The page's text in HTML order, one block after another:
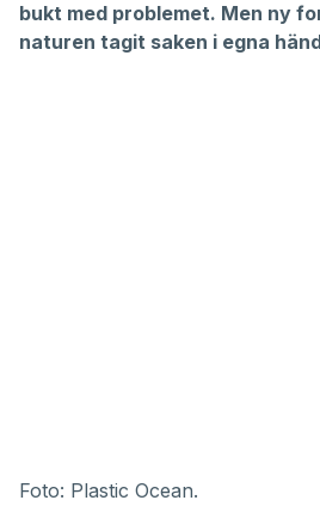
bukt med problemet. Men ny
naturen tagit saken i egna
Foto: Plastic Ocean.